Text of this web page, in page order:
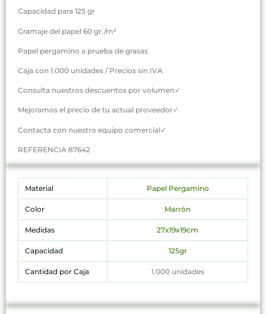
Capacidad para 125 gr
Gramaje del papel 60 gr./m²
Papel pergamino a prueba de grasas
Caja con 1.000 unidades / Precios sin IVA
Consulta nuestros descuentos por volumen✓
Mejoramos el precio de tu actual proveedor✓
Contacta con nuestro equipo comercial✓
REFERENCIA 87642
Material Papel Pergamino
Color Marrón
Medidas 27x19x19cm
Capacidad 125gr
Cantidad por Caja 1.000 unidades